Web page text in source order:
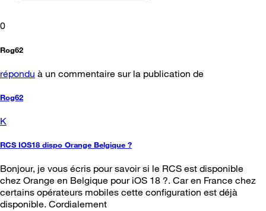
0
Rog62
répondu à un commentaire sur la publication de
Rog62
K
RCS IOS18 dispo Orange Belgique ?
Bonjour, je vous écris pour savoir si le RCS est disponible
chez Orange en Belgique pour iOS 18 ?. Car en France chez
certains opérateurs mobiles cette configuration est déjà
disponible. Cordialement